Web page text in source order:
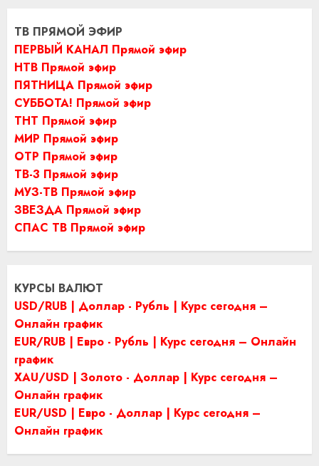
ТВ ПРЯМОЙ ЭФИР
ПЕРВЫЙ КАНАЛ Прямой эфир
НТВ Прямой эфир
ПЯТНИЦА Прямой эфир
СУББОТА! Прямой эфир
ТНТ Прямой эфир
МИР Прямой эфир
ОТР Прямой эфир
ТВ-3 Прямой эфир
МУЗ-ТВ Прямой эфир
ЗВЕЗДА Прямой эфир
СПАС ТВ Прямой эфир
КУРСЫ ВАЛЮТ
USD/RUB | Доллар - Рубль | Курс сегодня –
Онлайн график
EUR/RUB | Евро - Рубль | Курс сегодня – Онлайн
график
XAU/USD | Золото - Доллар | Курс сегодня –
Онлайн график
EUR/USD | Евро - Доллар | Курс сегодня –
Онлайн график